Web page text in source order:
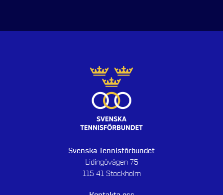
Svenska Tennisförbundet
Lidingövägen 75
115 41 Stockholm